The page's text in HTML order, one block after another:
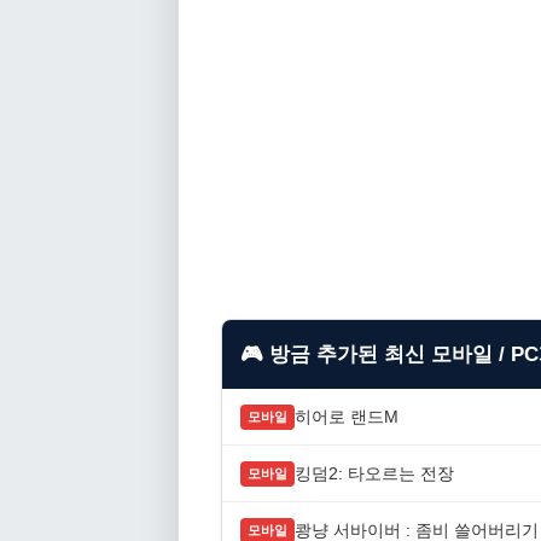
🎮 방금 추가된 최신 모바일 /
모바일 히어로 랜드M
모바일 킹덤2: 타오르는 전장
모바일 쾅냥 서바이버 : 좀비 쓸어버리기